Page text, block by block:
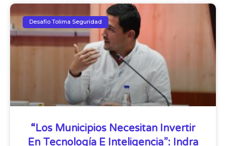
Desafio Tolima Seguridad
“Los Municipios Necesitan Invertir
En Tecnología E Inteligencia”: Indra